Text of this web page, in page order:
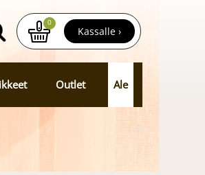
0
Kassalle ›
Outlet Ale